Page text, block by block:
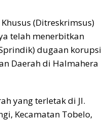
(Ditreskrimsus)
telah menerbitkan
dugaan korupsi
Daerah di Halmahera
yang terletak di Jl.
Kecamatan Tobelo,